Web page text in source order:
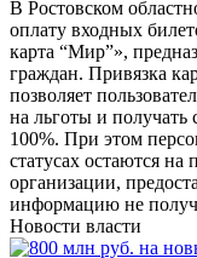
В Ростовском
оплату входных
карта “Мир”»,
граждан. Привязка
позволяет
на льготы и
100%. При этом
статусах остаются
организации,
информацию не
Новости власти